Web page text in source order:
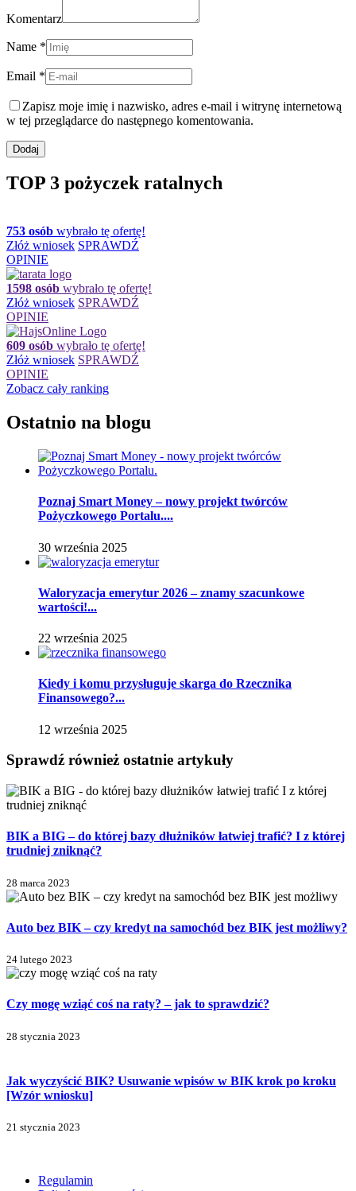
Komentarz
Name *
Email *
Zapisz moje imię i nazwisko, adres e-mail i witrynę internetową
w tej przeglądarce do następnego komentowania.
TOP 3 pożyczek ratalnych
753 osób wybrało tę ofertę!
Złóż wniosek SPRAWDŹ
OPINIE
1598 osób wybrało tę ofertę!
Złóż wniosek SPRAWDŹ
OPINIE
609 osób wybrało tę ofertę!
Złóż wniosek SPRAWDŹ
OPINIE
Zobacz cały ranking
Ostatnio na blogu
Poznaj Smart Money – nowy projekt twórców
Pożyczkowego Portalu....
30 września 2025
Waloryzacja emerytur 2026 – znamy szacunkowe
wartości!...
22 września 2025
Kiedy i komu przysługuje skarga do Rzecznika
Finansowego?...
12 września 2025
Sprawdź również ostatnie artykuły
BIK a BIG – do której bazy dłużników łatwiej trafić? I z której
trudniej zniknąć?
28 marca 2023
Auto bez BIK – czy kredyt na samochód bez BIK jest możliwy?
24 lutego 2023
Czy mogę wziąć coś na raty? – jak to sprawdzić?
28 stycznia 2023
Jak wyczyścić BIK? Usuwanie wpisów w BIK krok po kroku
[Wzór wniosku]
21 stycznia 2023
Regulamin